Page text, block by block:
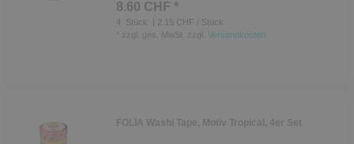
8.60 CHF *
4 Stück
| 2.15 CHF / Stück
zzgl. ges. MwSt. zzgl. Versandkosten
FOLIA Washi Tape, Motiv Tropical, 4er Set